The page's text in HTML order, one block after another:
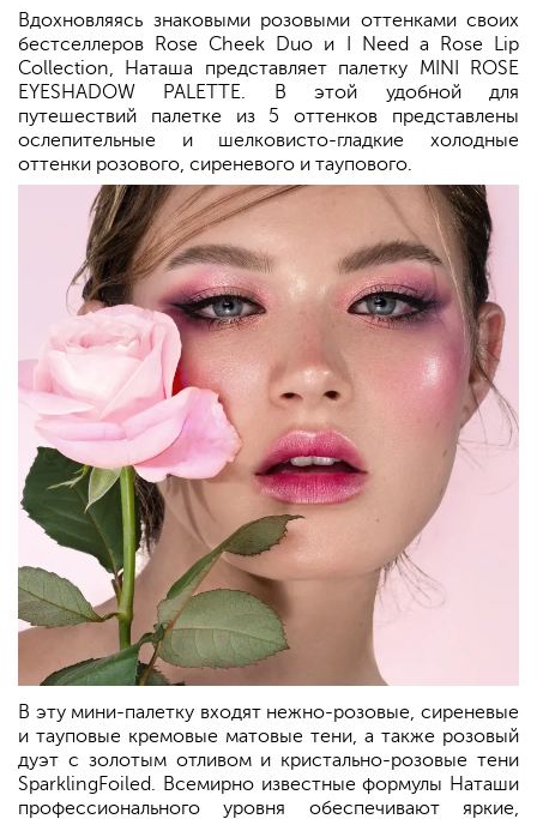
Вдохновляясь знаковыми розовыми оттенками своих
бестселлеров Rose Cheek Duo и I Need a Rose Lip
Collection, Наташа представляет палетку MINI ROSE
EYESHADOW PALETTE. В этой удобной для
путешествий палетке из 5 оттенков представлены
ослепительные и шелковисто-гладкие холодные
оттенки розового, сиреневого и таупового.
В эту мини-палетку входят нежно-розовые, сиреневые
и тауповые кремовые матовые тени, а также розовый
дуэт с золотым отливом и кристально-розовые тени
SparklingFoiled. Всемирно известные формулы Наташи
профессионального уровня обеспечивают яркие,